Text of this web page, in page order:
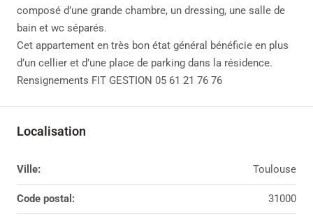
composé d’une grande chambre, un dressing, une salle de
bain et wc séparés.
Cet appartement en très bon état général bénéficie en plus
d’un cellier et d’une place de parking dans la résidence.
Rensignements FIT GESTION 05 61 21 76 76
Localisation
Ville: Toulouse
Code postal: 31000